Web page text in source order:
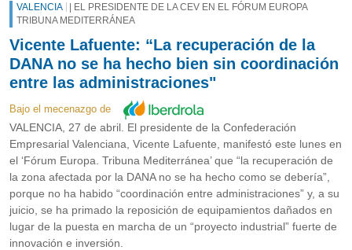
VALENCIA
| EL PRESIDENTE DE LA CEV EN EL FÓRUM EUROPA
TRIBUNA MEDITERRÁNEA
Vicente Lafuente: “La recuperación de la
DANA no se ha hecho bien sin coordinación
entre las administraciones"
Bajo el mecenazgo de
VALENCIA, 27 de abril. El presidente de la Confederación
Empresarial Valenciana, Vicente Lafuente, manifestó este lunes en
el ‘Fórum Europa. Tribuna Mediterránea’ que “la recuperación de
la zona afectada por la DANA no se ha hecho como se debería”,
porque no ha habido “coordinación entre administraciones” y, a su
juicio, se ha primado la reposición de equipamientos dañados en
lugar de la puesta en marcha de un “proyecto industrial” fuerte de
innovación e inversión.